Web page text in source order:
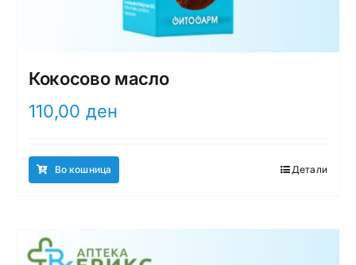
Кокосово масло
110,00 ден
Во кошница Детали